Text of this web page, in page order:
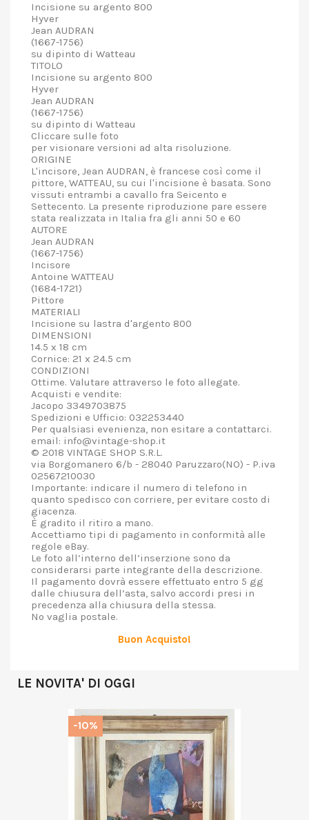
Incisione su argento 800
Hyver
Jean AUDRAN
(1667-1756)
su dipinto di Watteau
TITOLO
Incisione su argento 800
Hyver
Jean AUDRAN
(1667-1756)
su dipinto di Watteau
Cliccare sulle foto
per visionare versioni ad alta risoluzione.
ORIGINE
L'incisore, Jean AUDRAN, è francese così come il
pittore, WATTEAU, su cui l'incisione è basata. Sono
vissuti entrambi a cavallo fra Seicento e
Settecento. La presente riproduzione pare essere
stata realizzata in Italia fra gli anni 50 e 60
AUTORE
Jean AUDRAN
(1667-1756)
Incisore
Antoine WATTEAU
(1684-1721)
Pittore
MATERIALI
Incisione su lastra d'argento 800
DIMENSIONI
14.5 x 18 cm
Cornice: 21 x 24.5 cm
CONDIZIONI
Ottime. Valutare attraverso le foto allegate.
Acquisti e vendite:
Jacopo 3349703875
Spedizioni e Ufficio: 032253440
Per qualsiasi evenienza, non esitare a contattarci.
email: info@vintage-shop.it
© 2018 VINTAGE SHOP S.R.L.
via Borgomanero 6/b - 28040 Paruzzaro(NO) - P.iva
02567210030
Importante: indicare il numero di telefono in
quanto spedisco con corriere, per evitare costo di
giacenza.
È gradito il ritiro a mano.
Accettiamo tipi di pagamento in conformità alle
regole eBay.
Le foto all’interno dell’inserzione sono da
considerarsi parte integrante della descrizione.
Il pagamento dovrà essere effettuato entro 5 gg
dalle chiusura dell’asta, salvo accordi presi in
precedenza alla chiusura della stessa.
No vaglia postale.
Buon Acquisto!
LE NOVITA' DI OGGI
-10%